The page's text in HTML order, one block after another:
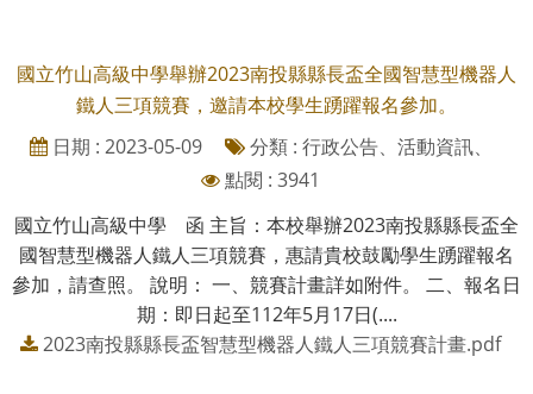
國立竹山高級中學舉辦2023南投縣縣長盃全國智慧型機器人
鐵人三項競賽，邀請本校學生踴躍報名參加。
日期 : 2023-05-09
分類 : 行政公告、活動資訊、
點閱 : 3941
國立竹山高級中學 函 主旨：本校舉辦2023南投縣縣長盃全
國智慧型機器人鐵人三項競賽，惠請貴校鼓勵學生踴躍報名
參加，請查照。 說明： 一、競賽計畫詳如附件。 二、報名日
期：即日起至112年5月17日(....
2023南投縣縣長盃智慧型機器人鐵人三項競賽計畫.pdf